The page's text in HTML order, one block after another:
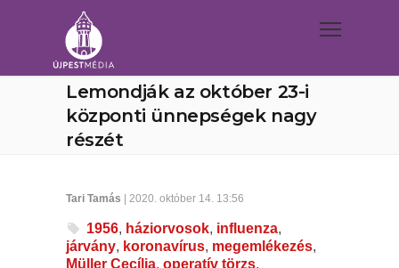
Lemondják az október 23-i
központi ünnepségek nagy
részét
Tari Tamás | 2020. október 14. 13:56
1956, háziorvosok, influenza,
járvány, koronavírus, megemlékezés,
Müller Cecília, operatív törzs,